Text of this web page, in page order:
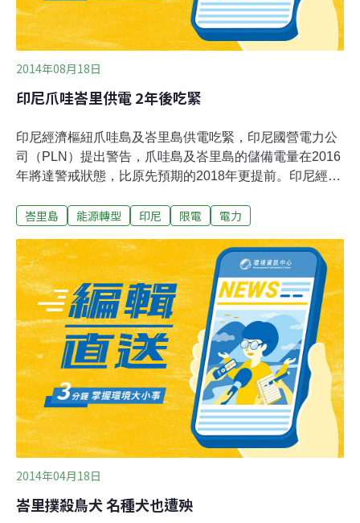
2014年08月18日
印尼爪哇峇里供電 2年後吃緊
印尼經濟樞紐爪哇島及峇里島供電吃緊，印尼國營電力公
司（PLN）提出警告，爪哇島及峇里島的儲備電量在2016
年將達警戒狀態，比原先預期的2018年更提前。印尼經濟
口的印尼因電力建設不足，電力供應吃緊，經常用電普及
印尼若干大型發電廠運轉延遲，造成印尼電力危機比外界
預期提早到來。PLN預估，爪哇島及峇里島的儲備電量在
明年將降至18%，2016年及2017年降至16%，由於儲備電
量低，PLN可能必須實施輪流限電措施。
峇里島 能源轉型 印尼 限電 電力
2014年04月18日
峇里撲殺鳥犬 名種犬也遭殃